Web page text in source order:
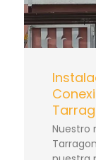
Nuestro